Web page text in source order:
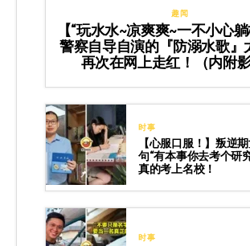
趣闻
【“玩水水~凉爽爽~一不小心躺
警察自导自演的『防溺水歌』
再次在网上走红！（内附影
时事
【心服口服！】叛逆
句“有本事你去考个研
真的考上名校！
时事